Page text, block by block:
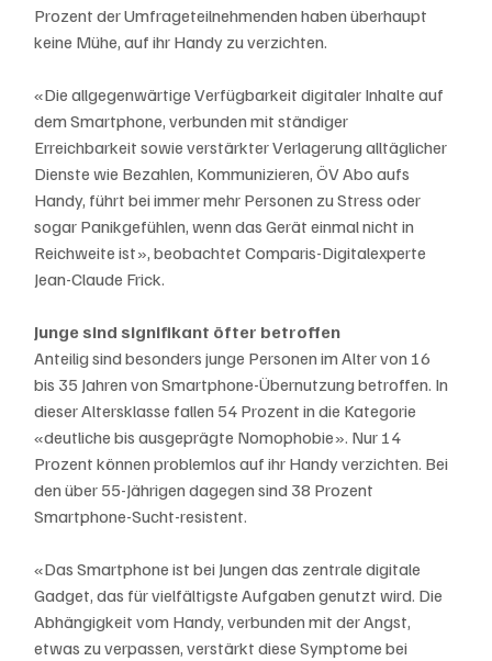
Prozent der Umfrageteilnehmenden haben überhaupt
keine Mühe, auf ihr Handy zu verzichten.
«Die allgegenwärtige Verfügbarkeit digitaler Inhalte auf
dem Smartphone, verbunden mit ständiger
Erreichbarkeit sowie verstärkter Verlagerung alltäglicher
Dienste wie Bezahlen, Kommunizieren, ÖV Abo aufs
Handy, führt bei immer mehr Personen zu Stress oder
sogar Panikgefühlen, wenn das Gerät einmal nicht in
Reichweite ist», beobachtet Comparis-Digitalexperte
Jean-Claude Frick.
Junge sind signifikant öfter betroffen
Anteilig sind besonders junge Personen im Alter von 16
bis 35 Jahren von Smartphone-Übernutzung betroffen. In
dieser Altersklasse fallen 54 Prozent in die Kategorie
«deutliche bis ausgeprägte Nomophobie». Nur 14
Prozent können problemlos auf ihr Handy verzichten. Bei
den über 55-Jährigen dagegen sind 38 Prozent
Smartphone-Sucht-resistent.
«Das Smartphone ist bei Jungen das zentrale digitale
Gadget, das für vielfältigste Aufgaben genutzt wird. Die
Abhängigkeit vom Handy, verbunden mit der Angst,
etwas zu verpassen, verstärkt diese Symptome bei